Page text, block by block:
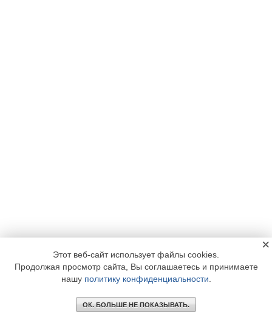
Этот веб-сайт использует файлы cookies.
Продолжая просмотр сайта, Вы соглашаетесь и принимаете
нашу политику конфиденциальности
ОК. БОЛЬШЕ НЕ ПОКАЗЫВАТЬ.
×